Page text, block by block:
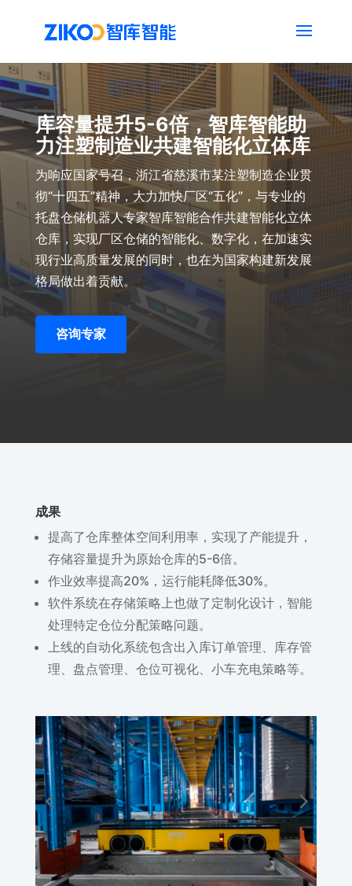
库容量提升5-6倍，智库智能助
力注塑制造业共建智能化立体库
为响应国家号召，浙江省慈溪市某注塑制造企业贯
彻“十四五”精神，大力加快厂区“五化”，与专业的
托盘仓储机器人专家智库智能合作共建智能化立体
仓库，实现厂区仓储的智能化、数字化，在加速实
现行业高质量发展的同时，也在为国家构建新发展
格局做出着贡献。
咨询专家
成果
提高了仓库整体空间利用率，实现了产能提升，
存储容量提升为原始仓库的5-6倍。
作业效率提高20%，运行能耗降低30%。
软件系统在存储策略上也做了定制化设计，智能
处理特定仓位分配策略问题。
上线的自动化系统包含出入库订单管理、库存管
理、盘点管理、仓位可视化、小车充电策略等。